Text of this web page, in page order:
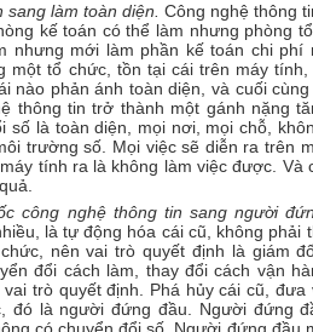
làm toàn diện. Công nghệ thông
kế toán có thể làm nhưng phòng
nhưng mới làm phần kế toán chi phí
một tổ chức, tồn tại cái trên máy tính,
nào phản ánh toàn diện, và cuối
thông tin trở thành một gánh nặng
số là toàn diện, mọi nơi, mọi chỗ,
trường số. Mọi việc sẽ diễn ra trên
tính ra là không làm việc được. Và
công nghệ thông tin sang người
là tự động hóa cái cũ, không phải
nên vai trò quyết định là giám
đổi cách làm, thay đổi cách vận
trò quyết định. Phá hủy cái cũ, đưa
đó là người đứng đầu. Người đứng